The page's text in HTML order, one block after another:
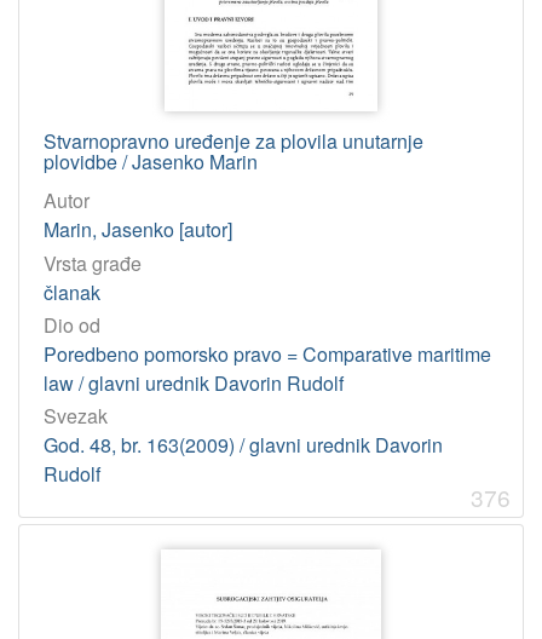
Stvarnopravno uređenje za plovila unutarnje
plovidbe / Jasenko Marin
Autor
Marin, Jasenko [autor]
Vrsta građe
članak
Dio od
Poredbeno pomorsko pravo = Comparative maritime
law / glavni urednik Davorin Rudolf
Svezak
God. 48, br. 163(2009) / glavni urednik Davorin
Rudolf
376